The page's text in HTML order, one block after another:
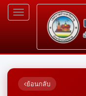
Toggle
navigation
ย้อนกลับ